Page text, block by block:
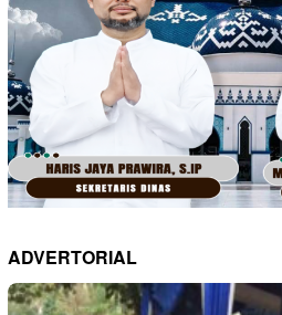
ADVERTORIAL